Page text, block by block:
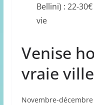
Bellini) : 22-
vie
Venise
vraie ville
Novembre-